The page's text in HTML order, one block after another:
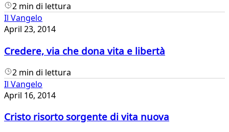
2 min di lettura
Il Vangelo
April 23, 2014
Credere, via che dona vita e libertà
2 min di lettura
Il Vangelo
April 16, 2014
Cristo risorto sorgente di vita nuova